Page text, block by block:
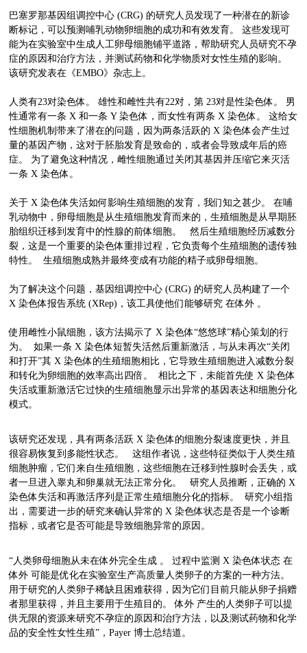
巴塞罗那基因组调控中心 (CRG) 的研究人员发现了一种潜在的新诊
断标记，可以预测哺乳动物卵细胞的成功和有效发育。 这些发现可
能为在实验室中生成人工卵母细胞铺平道路，帮助研究人员研究不孕
症的原因和治疗方法，并测试药物和化学物质对女性生殖的影响。
该研究发表在《EMBO》杂志上。
人类有23对染色体。 雄性和雌性共有22对，第 23对是性染色体。 男
性通常有一条 X 和一条 Y 染色体，而女性有两条 X 染色体。 这给女
性细胞机制带来了潜在的问题，因为两条活跃的 X 染色体会产生过
量的基因产物，这对于胚胎发育是致命的，或者会导致成年后的癌
症。 为了避免这种情况，雌性细胞通过关闭其基因并压缩它来灭活
一条 X 染色体。
关于 X 染色体失活如何影响生殖细胞的发育，我们知之甚少。 在哺
乳动物中，卵母细胞是从生殖细胞发育而来的，生殖细胞是从早期胚
胎组织迁移到发育中的性腺的前体细胞。 然后生殖细胞经历减数分
裂，这是一个重要的染色体重排过程，它负责每个生殖细胞的遗传独
特性。 生殖细胞成熟并最终变成有功能的精子或卵母细胞。
为了解决这个问题，基因组调控中心 (CRG) 的研究人员构建了一个
X 染色体报告系统 (XRep)，该工具使他们能够研究 在体外 。
使用雌性小鼠细胞，该方法揭示了 X 染色体“悠悠球”精心策划的行
为。 如果一条 X 染色体短暂失活然后重新激活，与从未再次“关闭
和打开”其 X 染色体的生殖细胞相比，它导致生殖细胞进入减数分裂
和转化为卵细胞的效率高出四倍。 相比之下，未能首先使 X 染色体
失活或重新激活它过快的生殖细胞显示出异常的基因表达和细胞分化
模式。
该研究还发现，具有两条活跃 X 染色体的细胞分裂速度更快，并且
很容易恢复到多能性状态。 这组作者说，这些特征类似于人类生殖
细胞肿瘤，它们来自生殖细胞，这些细胞在迁移到性腺时会丢失，或
者一旦进入睾丸和卵巢就无法正常分化。 研究人员推断，正确的 X
染色体失活和再激活序列是正常生殖细胞分化的指标。 研究小组指
出，需要进一步的研究来确认异常的 X 染色体状态是否是一个诊断
指标，或者它是否可能是导致细胞异常的原因。
“人类卵母细胞从未在体外完全生成 。 过程中监测 X 染色体状态 在
体外 可能是优化在实验室生产高质量人类卵子的方案的一种方法。
用于研究的人类卵子稀缺且困难获得，因为它们目前只能从卵子捐赠
者那里获得，并且主要用于生殖目的。 体外 产生的人类卵子可以提
供无限的资源来研究不孕症的原因和治疗方法，以及测试药物和化学
品的安全性女性生殖”，Payer 博士总结道。